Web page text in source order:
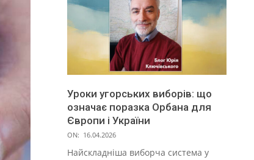
Уроки угорських виборів: що
означає поразка Орбана для
Європи і України
ON: 16.04.2026
Найскладніша виборча система у